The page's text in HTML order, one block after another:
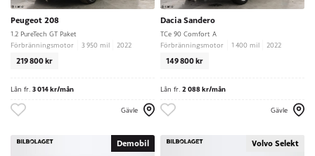
Peugeot 208
1.2 PureTech GT Paket
Förbränningsmotor
3 950 mil 2022
219 800 kr
Lån fr. 3 014 kr/mån
Gävle
Dacia Sandero
TCe 90 Comfort A
Förbränningsmotor
1 400 mil 2022
149 800 kr
Lån fr. 2 088 kr/mån
Gävle
Demobil Volvo Selekt